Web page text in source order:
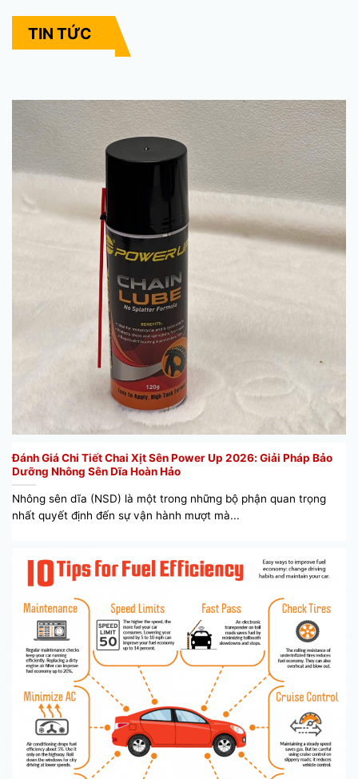
TIN TỨC
Đánh Giá Chi Tiết Chai Xịt Sên Power Up 2026: Giải Pháp Bảo
Dưỡng Nhông Sên Dĩa Hoàn Hảo
Nhông sên dĩa (NSD) là một trong những bộ phận quan trọng
nhất quyết định đến sự vận hành mượt mà...